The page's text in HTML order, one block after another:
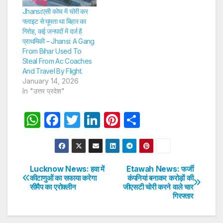
Jhansi:एसी कोच में चोरी कर
फ्लाइट से घूमता था बिहार का
गिरोह, कई जनपदों में दर्ज है
प्राथमिकी – Jhansi: A Gang
From Bihar Used To
Steal From Ac Coaches
And Travel By Flight.
January 14, 2026
In "उत्तर प्रदेश"
W
s
A
p
F
a
c
e
b
o
T
w
itt
er
Li
n
k
e
Pi
nt
er
e
st
h
ar
e
Post
navigation
Etawah News: फर्जी
कंपनियां बनाकर करोड़ों की
जीएसटी चोरी करने वाले चार
गिरफ्तार
Lucknow News: हवा में
कीटाणुओं का सफाया करेगा
सीमैप का एरोक्लीन